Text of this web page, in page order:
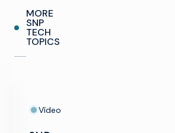
MORE
SNP
TECH
TOPICS
Vídeo